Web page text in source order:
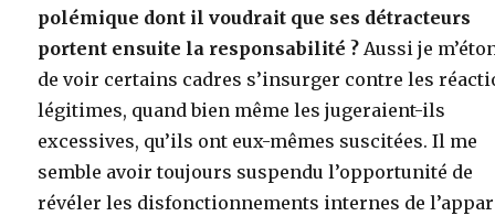
polémique dont il voudrait que ses détracteurs
portent ensuite la responsabilité ? Aussi je
de voir certains cadres s’insurger contre les
légitimes, quand bien même les jugeraient-ils
excessives, qu’ils ont eux-mêmes suscitées. Il me
semble avoir toujours suspendu l’opportunité de
révéler les disfonctionnements internes de